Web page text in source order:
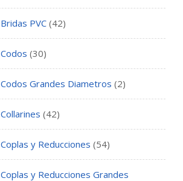
Bridas PVC (42)
Codos (30)
Codos Grandes Diametros (2)
Collarines (42)
Coplas y Reducciones (54)
Coplas y Reducciones Grandes